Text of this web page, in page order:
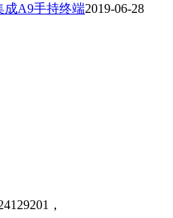
成A9手持终端2019-06-28
，